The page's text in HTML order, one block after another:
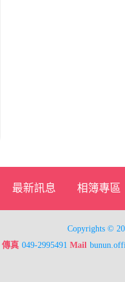
最新訊息 相簿專區
Copyrights ©
傳真 049-2995491 Mail